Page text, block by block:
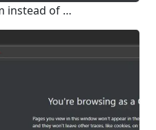
instead of …